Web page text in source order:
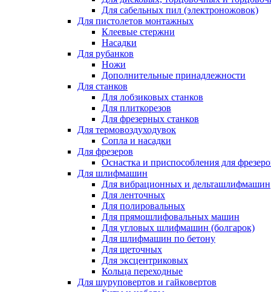
Для сабельных пил (электроножовок)
Для пистолетов монтажных
Клеевые стержни
Насадки
Для рубанков
Ножи
Дополнительные принадлежности
Для станков
Для лобзиковых станков
Для плиткорезов
Для фрезерных станков
Для термовоздуходувок
Сопла и насадки
Для фрезеров
Оснастка и приспособления для
Для шлифмашин
Для вибрационных и дельташлифмашин
Для ленточных
Для полировальных
Для прямошлифовальных машин
Для угловых шлифмашин (болгарок)
Для шлифмашин по бетону
Для щеточных
Для эксцентриковых
Кольца переходные
Для шуруповертов и гайковертов